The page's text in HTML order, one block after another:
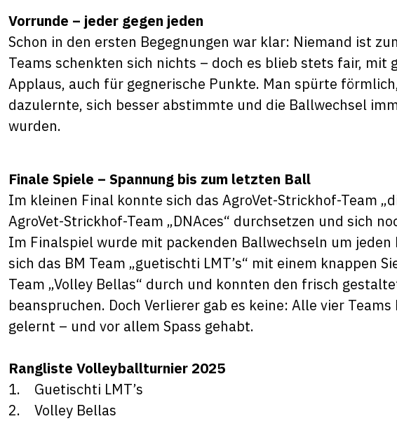
Vorrunde – jeder gegen jeden
Schon in den ersten Begegnungen war klar: Niemand ist
Teams schenkten sich nichts – doch es blieb stets fair, mit
Applaus, auch für gegnerische Punkte. Man spürte
dazulernte, sich besser abstimmte und die Ballwechsel
wurden.
Finale Spiele – Spannung bis zum letzten Ball
Im kleinen Final konnte sich das AgroVet-Strickhof-Team
AgroVet-Strickhof-Team „DNAces“ durchsetzen und sich
Im Finalspiel wurde mit packenden Ballwechseln um
sich das BM Team „guetischti LMT’s“ mit einem knappen
Team „Volley Bellas“ durch und konnten den frisch
beanspruchen. Doch Verlierer gab es keine: Alle vier
gelernt – und vor allem Spass gehabt.
Rangliste Volleyballturnier 2025
1. Guetischti LMT’s
2. Volley Bellas